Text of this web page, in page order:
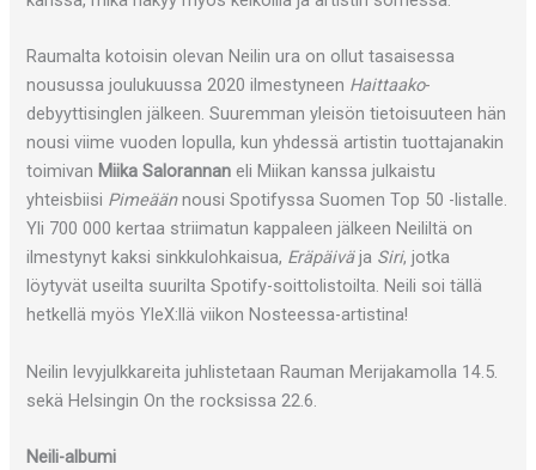
Raumalta kotoisin olevan Neilin ura on ollut tasaisessa
nousussa joulukuussa 2020 ilmestyneen Haittaako-
debyyttisinglen jälkeen. Suuremman yleisön tietoisuuteen hän
nousi viime vuoden lopulla, kun yhdessä artistin tuottajanakin
toimivan Miika Salorannan eli Miikan kanssa julkaistu
yhteisbiisi Pimeäännousi Spotifyssa Suomen Top 50 -listalle.
Yli 700 000 kertaa striimatun kappaleen jälkeen Neililtä on
ilmestynyt kaksi sinkkulohkaisua, Eräpäiväja Siri, jotka
löytyvät useilta suurilta Spotify-soittolistoilta. Neili soi tällä
hetkellä myös YleX:llä viikon Nosteessa-artistina!
Neilin levyjulkkareita juhlistetaan Rauman Merijakamolla 14.5.
sekä Helsingin On the rocksissa 22.6.
Neili-albumi